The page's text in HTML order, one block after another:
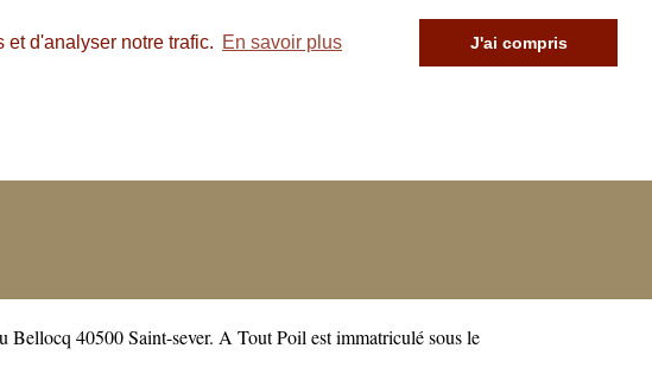
d'analyser notre trafic. En savoir plus J'ai compris
Bellocq 40500 Saint-sever. A Tout Poil est immatriculé sous le